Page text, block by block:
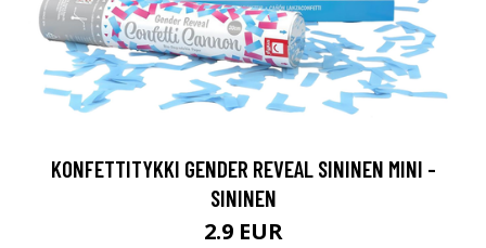
KONFETTITYKKI GENDER REVEAL SININEN MINI -
SININEN
2.9 EUR